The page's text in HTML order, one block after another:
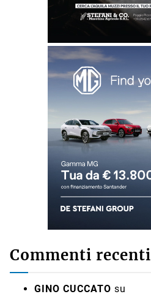
Commenti recenti
GINO CUCCATO su